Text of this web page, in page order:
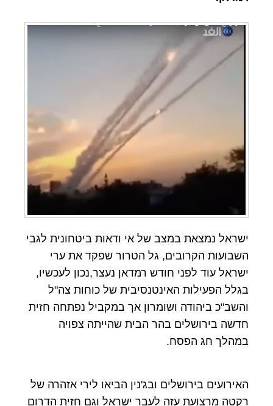
ישראל נמצאת במצב של אי ודאות ביטחונית לגבי
השבועות הקרובים, גל הטרור שפקד את ערי
ישראל עוד לפני חודש רמדאן נעצר,נכון לעכשיו,
בגלל הפעילות האינטנסיבית של כוחות צה"ל
והשב"כ ביהודה ושומרון אך במקביל נפתחה חזית
חדשה בירושלים בהר הבית שהייתה צפויה
במהלך חג הפסח.
האירועים בירושלים ובג'נין הביאו לירי אזהרה של
רקטה מרצועת עזה לעבר ישראל וגם חזית הדרום